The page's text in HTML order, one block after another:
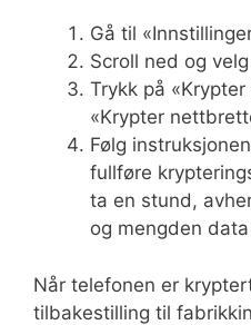
Gå til
Scroll ned og
Trykk på
«Krypter
Følg
fullføre
ta en stund,
og mengden
Når telefonen er
tilbakestilling til